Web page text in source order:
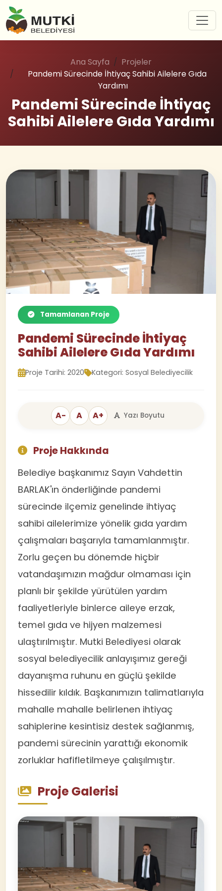
Ana Sayfa
Projeler
Pandemi Sürecinde İhtiyaç Sahibi Ailelere Gıda
Yardımı
Pandemi Sürecinde İhtiyaç
Sahibi Ailelere Gıda Yardımı
Tamamlanan Proje
Pandemi Sürecinde İhtiyaç
Sahibi Ailelere Gıda Yardımı
Proje Tarihi: 2020 Kategori: Sosyal Belediyecilik
A- A A+ Yazı Boyutu
Proje Hakkında
Belediye başkanımız Sayın Vahdettin
BARLAK'ın önderliğinde pandemi
sürecinde ilçemiz genelinde ihtiyaç
sahibi ailelerimize yönelik gıda yardım
çalışmaları başarıyla tamamlanmıştır.
Zorlu geçen bu dönemde hiçbir
vatandaşımızın mağdur olmaması için
planlı bir şekilde yürütülen yardım
faaliyetleriyle binlerce aileye erzak,
temel gıda ve hijyen malzemesi
ulaştırılmıştır. Mutki Belediyesi olarak
sosyal belediyecilik anlayışımız gereği
dayanışma ruhunu en güçlü şekilde
hissedilir kıldık. Başkanımızın talimatlarıyla
mahalle mahalle belirlenen ihtiyaç
sahiplerine kesintisiz destek sağlanmış,
pandemi sürecinin yarattığı ekonomik
zorluklar hafifletilmeye çalışılmıştır.
Proje Galerisi